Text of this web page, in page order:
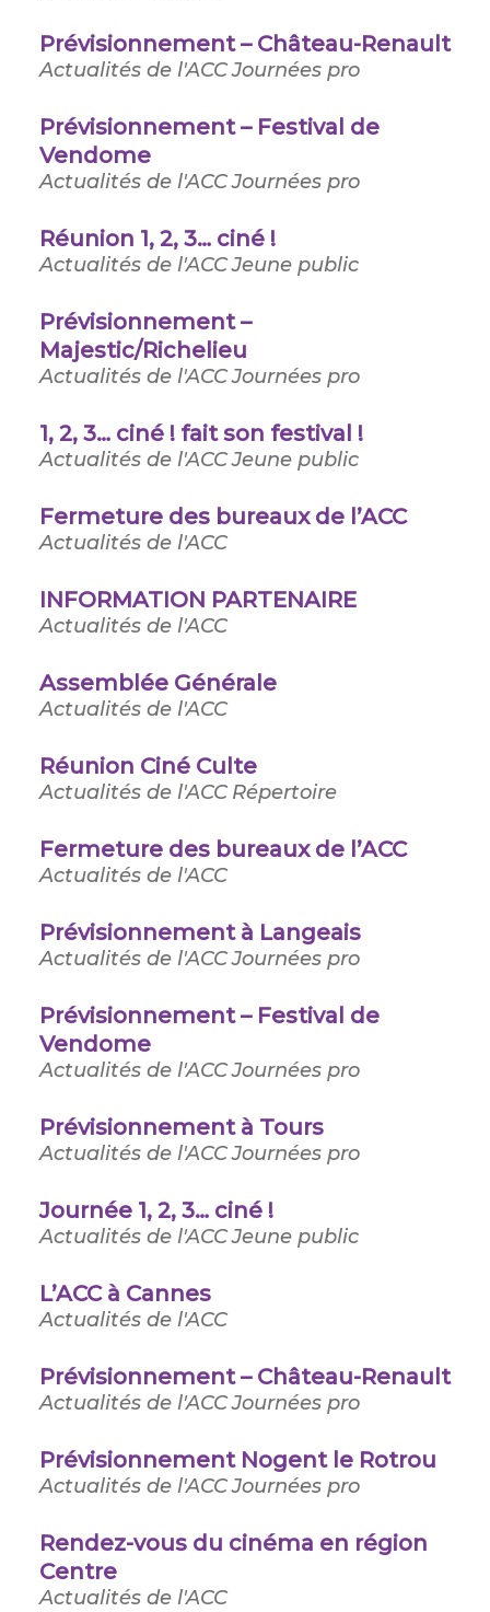
Prévisionnement – Château-Renault
Actualités de l'ACCJournées pro
Prévisionnement – Festival de
Vendome
Actualités de l'ACCJournées pro
Réunion 1, 2, 3… ciné !
Actualités de l'ACCJeune public
Prévisionnement –
Majestic/Richelieu
Actualités de l'ACCJournées pro
1, 2, 3… ciné ! fait son festival !
Actualités de l'ACCJeune public
Fermeture des bureaux de l’ACC
Actualités de l'ACC
INFORMATION PARTENAIRE
Actualités de l'ACC
Assemblée Générale
Actualités de l'ACC
Réunion Ciné Culte
Actualités de l'ACC Répertoire
Fermeture des bureaux de l’ACC
Actualités de l'ACC
Prévisionnement à Langeais
Actualités de l'ACCJournées pro
Prévisionnement – Festival de
Vendome
Actualités de l'ACCJournées pro
Prévisionnement à Tours
Actualités de l'ACCJournées pro
Journée 1, 2, 3… ciné !
Actualités de l'ACCJeune public
L’ACC à Cannes
Actualités de l'ACC
Prévisionnement – Château-Renault
Actualités de l'ACCJournées pro
Prévisionnement Nogent le Rotrou
Actualités de l'ACCJournées pro
Rendez-vous du cinéma en région
Centre
Actualités de l'ACC